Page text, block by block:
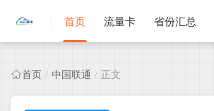
首页 流量卡 省份汇总
首页 / 中国联通 / 正文